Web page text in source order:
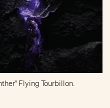
Flying Tourbillon.